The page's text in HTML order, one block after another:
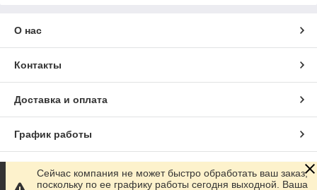
О нас
Контакты
Доставка и оплата
График работы
Полная версия сайта
Сейчас компания не может быстро обработать ваш заказ,
поскольку по ее графику работы сегодня выходной. Ваша